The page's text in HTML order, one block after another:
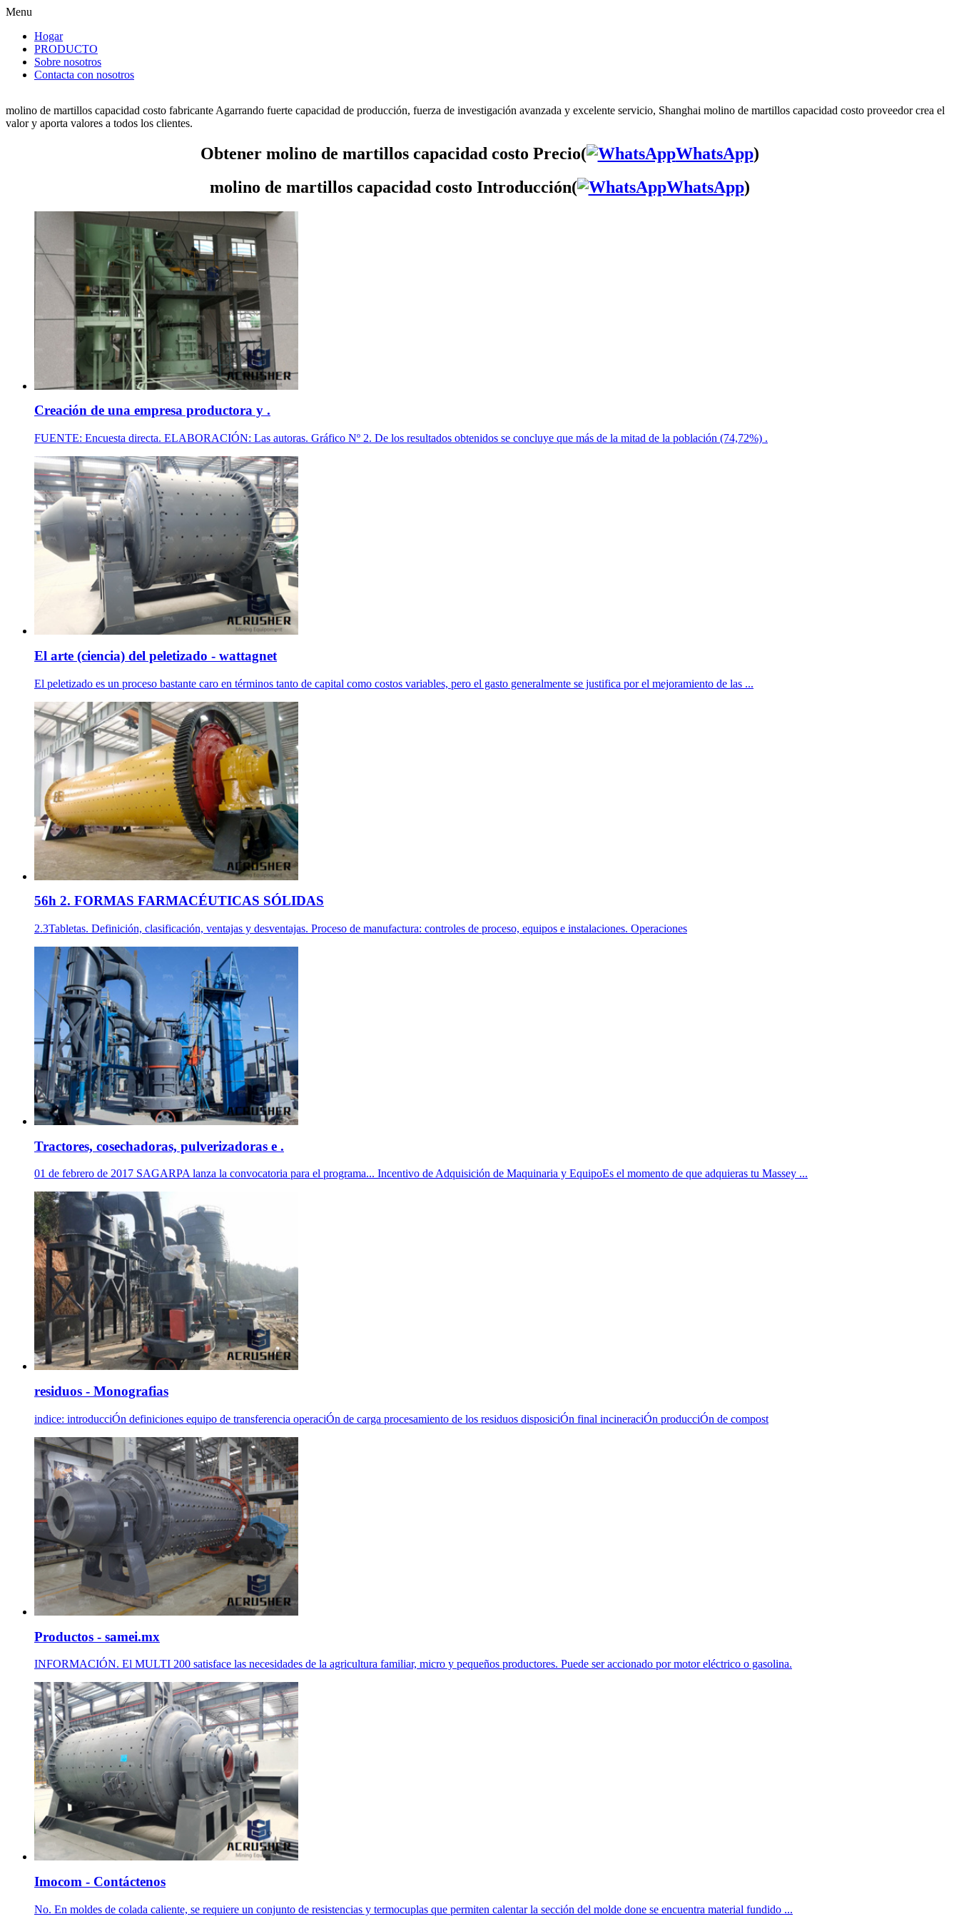
Menu
Hogar
PRODUCTO
Sobre nosotros
Contacta con nosotros
molino de martillos capacidad costo fabricante Agarrando fuerte capacidad de producción, fuerza de investigación avanzada y excelente servicio, Shanghai molino de martillos capacidad costo proveedor crea el
valor y aporta valores a todos los clientes.
Obtener molino de martillos capacidad costo Precio( WhatsApp)
molino de martillos capacidad costo Introducción(
WhatsApp)
Creación de una empresa productora y .
FUENTE: Encuesta directa. ELABORACIÓN: Las autoras. Gráfico Nº 2. De los resultados obtenidos se concluye que más de la mitad de la población (74,72%) .
El arte (ciencia) del peletizado - wattagnet
El peletizado es un proceso bastante caro en términos tanto de capital como costos variables, pero el gasto generalmente se justifica por el mejoramiento de las ...
56h 2. FORMAS FARMACÉUTICAS SÓLIDAS
2.3Tabletas. Definición, clasificación, ventajas y desventajas. Proceso de manufactura: controles de proceso, equipos e instalaciones. Operaciones
Tractores, cosechadoras, pulverizadoras e .
01 de febrero de 2017 SAGARPA lanza la convocatoria para el programa... Incentivo de Adquisición de Maquinaria y EquipoEs el momento de que adquieras tu Massey ...
residuos - Monografias
indice: introducciÓn definiciones equipo de transferencia operaciÓn de carga procesamiento de los residuos disposiciÓn final incineraciÓn producciÓn de compost
Productos - samei.mx
INFORMACIÓN. El MULTI 200 satisface las necesidades de la agricultura familiar, micro y pequeños productores. Puede ser accionado por motor eléctrico o gasolina.
Imocom - Contáctenos
No. En moldes de colada caliente, se requiere un conjunto de resistencias y termocuplas que permiten calentar la sección del molde done se encuentra material fundido ...